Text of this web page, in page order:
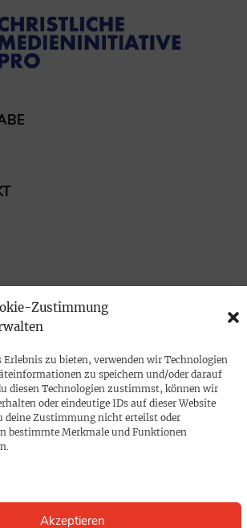
Zustimmung
zu bieten, verwenden wir Technologien
zu speichern und/oder darauf
diesen Technologien zustimmst, können wir
oder eindeutige IDs auf dieser Website
deine Zustimmung nicht erteilst oder
bestimmte Merkmale und Funktionen
Akzeptieren